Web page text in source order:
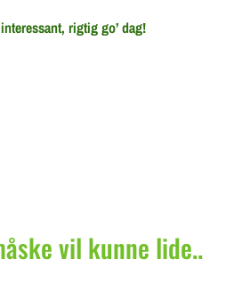
rigtig go’ dag!
vil kunne lide..